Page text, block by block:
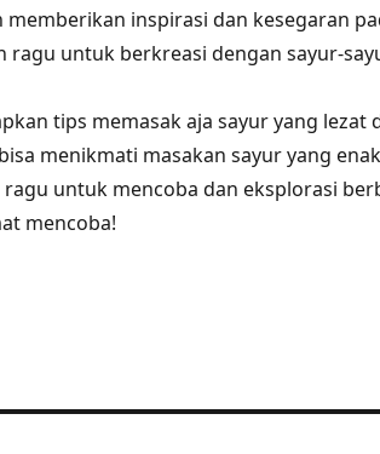
memberikan inspirasi dan kesegaran
ragu untuk berkreasi dengan sayur-
tips memasak aja sayur yang lezat
menikmati masakan sayur yang
ragu untuk mencoba dan eksplorasi
mencoba!